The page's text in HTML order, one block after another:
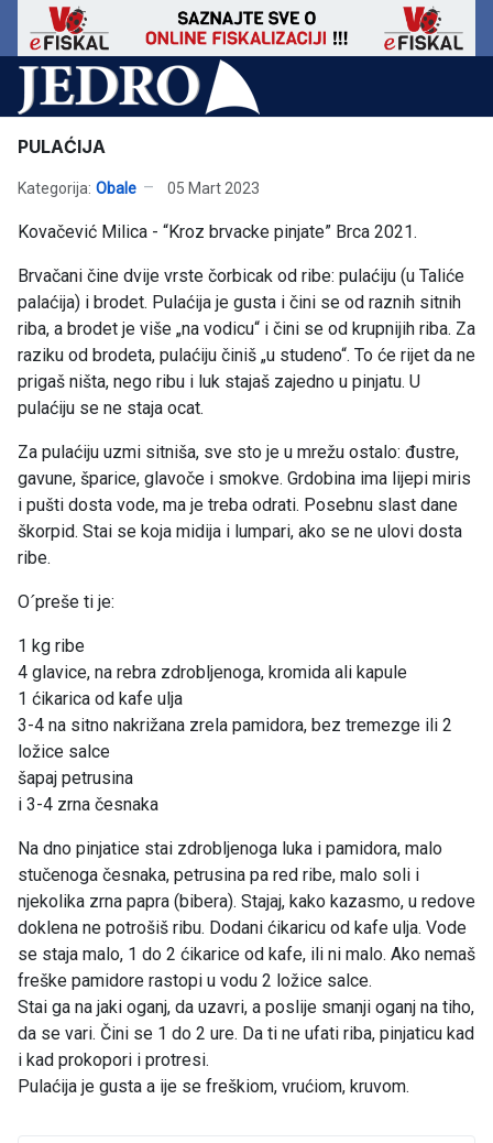
PULAĆIJA
Kategorija: Obale 05 Mart 2023
Kovačević Milica - “Kroz brvacke pinjate” Brca 2021.
Brvačani čine dvije vrste čorbicak od ribe: pulaćiju (u Taliće
palaćija) i brodet. Pulaćija je gusta i čini se od raznih sitnih
riba, a brodet je više „na vodicu“ i čini se od krupnijih riba. Za
raziku od brodeta, pulaćiju činiš „u studeno“. To će rijet da ne
prigaš ništa, nego ribu i luk stajaš zajedno u pinjatu. U
pulaćiju se ne staja ocat.
Za pulaćiju uzmi sitniša, sve sto je u mrežu ostalo: đustre,
gavune, šparice, glavoče i smokve. Grdobina ima lijepi miris
i pušti dosta vode, ma je treba odrati. Posebnu slast dane
škorpid. Stai se koja midija i lumpari, ako se ne ulovi dosta
ribe.
Oˊpreše ti je:
1 kg ribe
4 glavice, na rebra zdrobljenoga, kromida ali kapule
1 ćikarica od kafe ulja
3-4 na sitno nakrižana zrela pamidora, bez tremezge ili 2
ložice salce
šapaj petrusina
i 3-4 zrna česnaka
Na dno pinjatice stai zdrobljenoga luka i pamidora, malo
stučenoga česnaka, petrusina pa red ribe, malo soli i
njekolika zrna papra (bibera). Stajaj, kako kazasmo, u redove
doklena ne potrošiš ribu. Dodani ćikaricu od kafe ulja. Vode
se staja malo, 1 do 2 ćikarice od kafe, ili ni malo. Ako nemaš
freške pamidore rastopi u vodu 2 ložice salce.
Stai ga na jaki oganj, da uzavri, a poslije smanji oganj na tiho,
da se vari. Čini se 1 do 2 ure. Da ti ne ufati riba, pinjaticu kad
i kad prokopori i protresi.
Pulaćija je gusta a ije se freškiom, vrućiom, kruvom.